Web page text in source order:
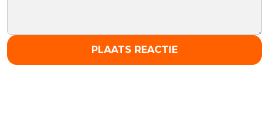
PLAATS REACTIE